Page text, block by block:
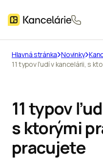
Hlavná stránka Novinky
11 typov ľudí v kancelárii, s
11 typov
s ktorými
pracujete